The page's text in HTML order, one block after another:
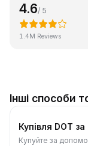
4.6/ 5
1.4M Reviews
Інші способи
Купівля DOT за
Купуйте за